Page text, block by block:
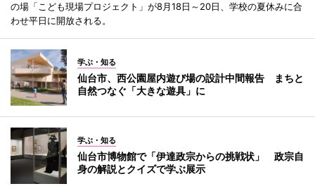
の場「こども現場プロジェクト」が8月18日～20日、学校の夏休みに合
わせ平日に開放される。
学ぶ・知る
仙台市、西公園屋内遊び場の設計中間報告 まちと
自然つなぐ「大きな遊具」に
学ぶ・知る
仙台市博物館で「伊達政宗からの挑戦状」 政宗自
身の解説とクイズで学ぶ展示